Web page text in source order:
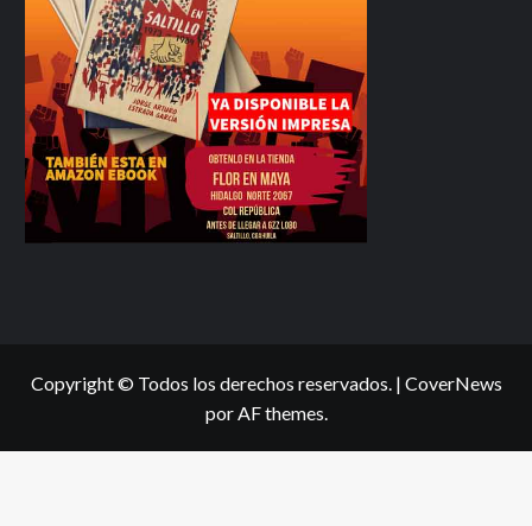
Copyright © Todos los derechos reservados. | CoverNews
por AF themes.